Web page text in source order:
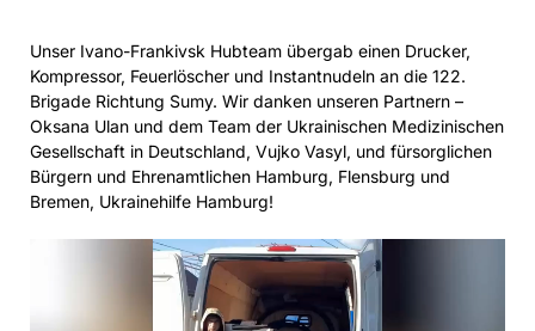
Unser Ivano-Frankivsk Hubteam übergab einen Drucker,
Kompressor, Feuerlöscher und Instantnudeln an die 122.
Brigade Richtung Sumy. Wir danken unseren Partnern –
Oksana Ulan und dem Team der Ukrainischen Medizinischen
Gesellschaft in Deutschland, Vujko Vasyl, und fürsorglichen
Bürgern und Ehrenamtlichen Hamburg, Flensburg und
Bremen, Ukrainehilfe Hamburg!